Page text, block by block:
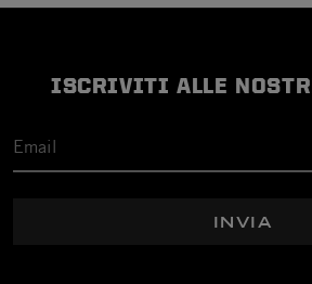
ISCRIVITI ALLE
INVIA